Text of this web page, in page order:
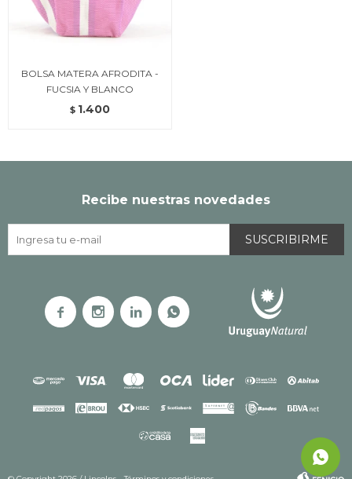
BOLSA MATERA AFRODITA -
FUCSIA Y BLANCO
$ 1.400
Recibe nuestras novedades
SUSCRIBIRME
   